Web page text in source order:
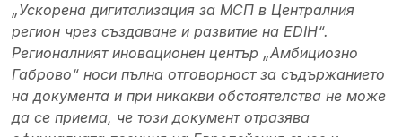
„Ускорена дигитализация за МСП в Централния
регион чрез създаване и развитие на EDIH“.
Регионалният иновационен център „Амбициозно
Габрово“ носи пълна отговорност за съдържанието
на документа и при никакви обстоятелства не може
да се приема, че този документ отразява